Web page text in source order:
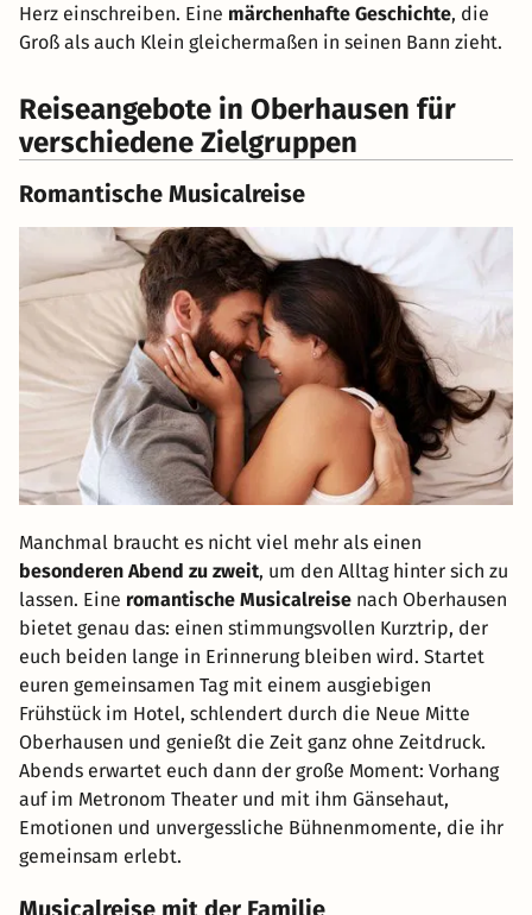
Herz einschreiben. Eine märchenhafte Geschichte, die
Groß als auch Klein gleichermaßen in seinen Bann zieht.
Reiseangebote in Oberhausen für
verschiedene Zielgruppen
Romantische Musicalreise
Manchmal braucht es nicht viel mehr als einen
besonderen Abend zu zweit, um den Alltag hinter sich zu
lassen. Eine romantische Musicalreise nach Oberhausen
bietet genau das: einen stimmungsvollen Kurztrip, der
euch beiden lange in Erinnerung bleiben wird. Startet
euren gemeinsamen Tag mit einem ausgiebigen
Frühstück im Hotel, schlendert durch die Neue Mitte
Oberhausen und genießt die Zeit ganz ohne Zeitdruck.
Abends erwartet euch dann der große Moment: Vorhang
auf im Metronom Theater und mit ihm Gänsehaut,
Emotionen und unvergessliche Bühnenmomente, die ihr
gemeinsam erlebt.
Musicalreise mit der Familie